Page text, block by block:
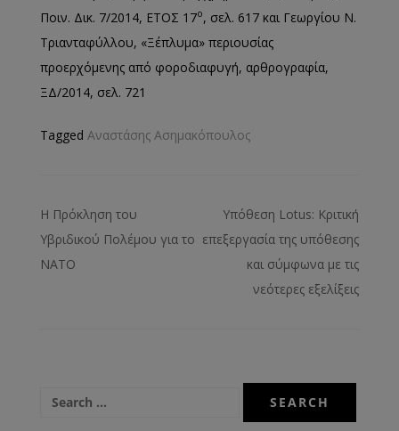
Ποιν. Δικ. 7/2014, ΕΤΟΣ 17ο, σελ. 617 και Γεωργίου Ν.
Τριανταφύλλου, «Ξέπλυμα» περιουσίας
προερχόμενης από φοροδιαφυγή, αρθρογραφία,
ΞΔ/2014, σελ. 721
Tagged Αναστάσης Ασημακόπουλος
Η Πρόκληση του
Υβριδικού Πολέμου για το
ΝΑΤΟ
Υπόθεση Lotus: Κριτική
επεξεργασία της υπόθεσης
και σύμφωνα με τις
νεότερες εξελίξεις